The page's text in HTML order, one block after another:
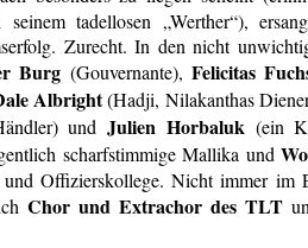
tadellosen „Werther“),
Zurecht. In den nicht
Burg (Gouvernante),Felicitas
Albright(Hadji, Nilakanthas
undJulien Horbaluk (ein
scharfstimmige Mallika und
und Offizierskollege. Nicht immer im
Chor und Extrachor des TLT